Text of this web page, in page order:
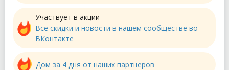
Участвует в акции
Все скидки и новости в нашем сообществе во
ВКонтакте
Дом за 4 дня от наших партнеров